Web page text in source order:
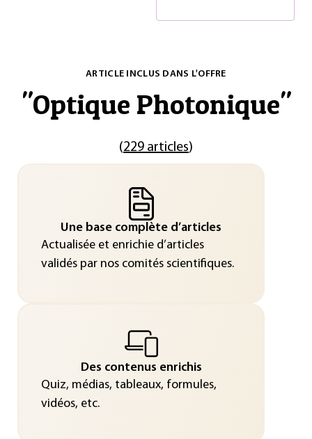
ARTICLE INCLUS DANS L'OFFRE
"Optique Photonique"
(229 articles)
Une base complète d’articles
Actualisée et enrichie d’articles
validés par nos comités scientifiques.
Des contenus enrichis
Quiz, médias, tableaux, formules,
vidéos, etc.